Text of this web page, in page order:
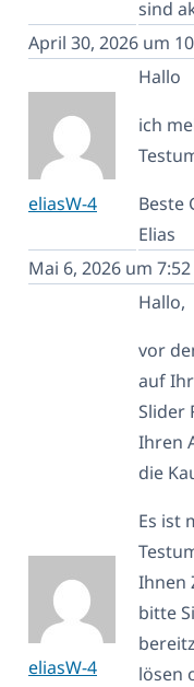
sind
April 30, 2026 um
eliasW-4
Hallo
ich
Beste
Elias
Mai 6, 2026 um 7:52
eliasW-4
Hallo,
vor
auf
Slider
Ihren
die
Es ist
Ihnen
bitte
lösen